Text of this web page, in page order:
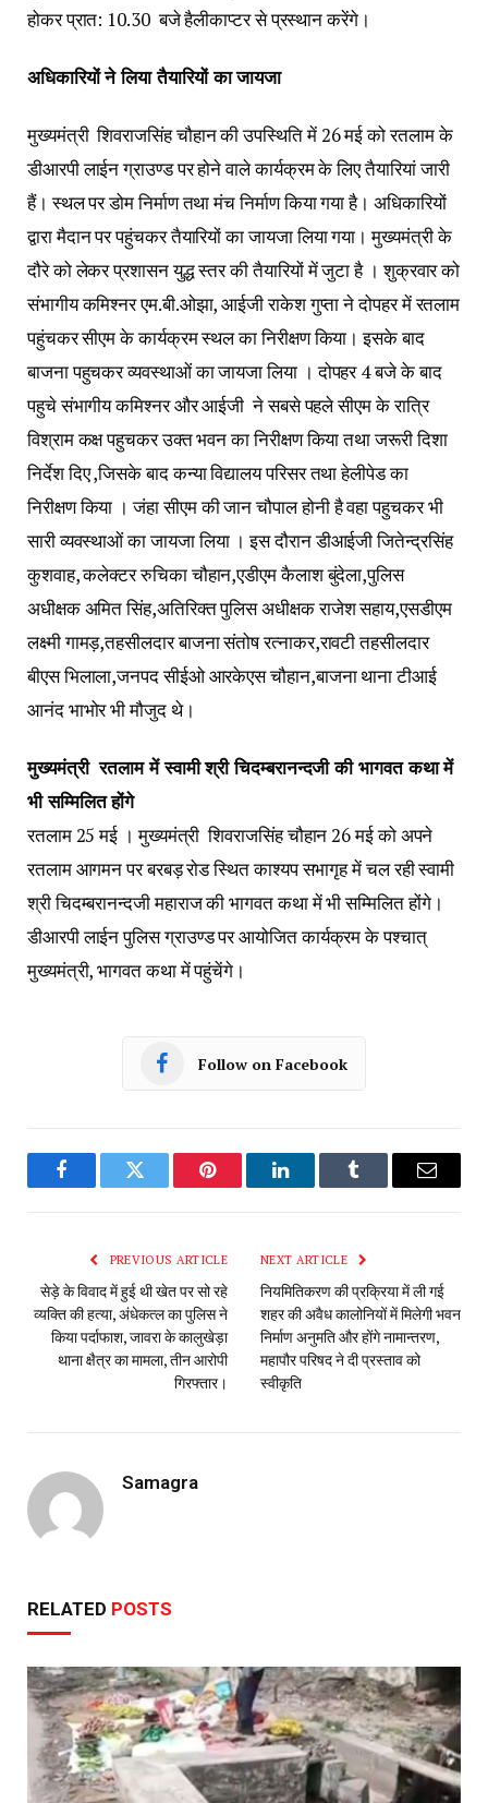
होकर प्रात: 10.30 बजे हैलीकाप्टर से प्रस्थान करेंगे।
अधिकारियों ने लिया तैयारियों का जायजा
मुख्यमंत्री शिवराजसिंह चौहान की उपस्थिति में 26 मई को रतलाम के
डीआरपी लाईन ग्राउण्ड पर होने वाले कार्यक्रम के लिए तैयारियां जारी
हैं। स्थल पर डोम निर्माण तथा मंच निर्माण किया गया है। अधिकारियों
द्वारा मैदान पर पहुंचकर तैयारियों का जायजा लिया गया। मुख्यमंत्री के
दौरे को लेकर प्रशासन युद्ध स्तर की तैयारियों में जुटा है । शुक्रवार को
संभागीय कमिश्नर एम.बी.ओझा, आईजी राकेश गुप्ता ने दोपहर में रतलाम
पहुंचकर सीएम के कार्यक्रम स्थल का निरीक्षण किया। इसके बाद
बाजना पहुचकर व्यवस्थाओं का जायजा लिया । दोपहर 4 बजे के बाद
पहुचे संभागीय कमिश्नर और आईजी ने सबसे पहले सीएम के रात्रि
विश्राम कक्ष पहुचकर उक्त भवन का निरीक्षण किया तथा जरूरी दिशा
निर्देश दिए ,जिसके बाद कन्या विद्यालय परिसर तथा हेलीपेड का
निरीक्षण किया । जंहा सीएम की जान चौपाल होनी है वहा पहुचकर भी
सारी व्यवस्थाओं का जायजा लिया । इस दौरान डीआईजी जितेन्द्रसिंह
कुशवाह, कलेक्टर रुचिका चौहान,एडीएम कैलाश बुंदेला,पुलिस
अधीक्षक अमित सिंह,अतिरिक्त पुलिस अधीक्षक राजेश सहाय,एसडीएम
लक्ष्मी गामड़,तहसीलदार बाजना संतोष रत्नाकर,रावटी तहसीलदार
बीएस भिलाला,जनपद सीईओ आरकेएस चौहान,बाजना थाना टीआई
आनंद भाभोर भी मौजुद थे।
मुख्यमंत्री रतलाम में स्वामी श्री चिदम्बरानन्दजी की भागवत कथा में
भी सम्मिलित होंगे
रतलाम 25 मई । मुख्यमंत्री शिवराजसिंह चौहान 26 मई को अपने
रतलाम आगमन पर बरबड़ रोड स्थित काश्यप सभागृह में चल रही स्वामी
श्री चिदम्बरानन्दजी महाराज की भागवत कथा में भी सम्मिलित होंगे।
डीआरपी लाईन पुलिस ग्राउण्ड पर आयोजित कार्यक्रम के पश्चात्
मुख्यमंत्री, भागवत कथा में पहुंचेंगे।
Follow on Facebook
FacebookTwitter Pinterest LinkedInTumblr Email
PREVIOUS ARTICLE
सेड़े के विवाद में हुई थी खेत पर सो रहे
व्यक्ति की हत्या, अंधेकत्ल का पुलिस ने
किया पर्दाफाश, जावरा के कालुखेड़ा
थाना क्षैत्र का मामला, तीन आरोपी
गिरफ्तार।
NEXT ARTICLE
नियमितिकरण की प्रक्रिया में ली गई
शहर की अवैध कालोनियों में मिलेगी भवन
निर्माण अनुमति और होंगे नामान्तरण,
महापौर परिषद ने दी प्रस्ताव को
स्वीकृति
Samagra
RELATED POSTS